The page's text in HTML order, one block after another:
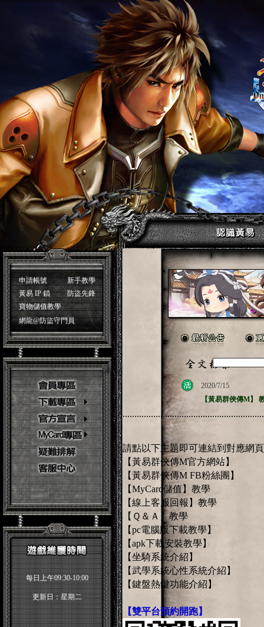
申請帳號
黃易 IP 鎖
寶物儲值教學
新手教學
防盜先鋒
網龍@防盜守門員
每日上午09:30-10:00
更新日：星期二
2020/7/15
【黃易群俠傳M】
請點以下主題即可連結到對應網
【黃易群俠傳M官方網站】
【黃易群俠傳M FB粉絲團】
【MyCard儲值】 教學
【線上客服回報】教學
【Ｑ＆Ａ】教學
【pc電腦版下載教學】
【apk下載安裝教學】
【坐騎系統介紹】
【武學系統心性系統介紹】
【鍵盤熱鍵功能介紹】
【雙平台預約開跑】